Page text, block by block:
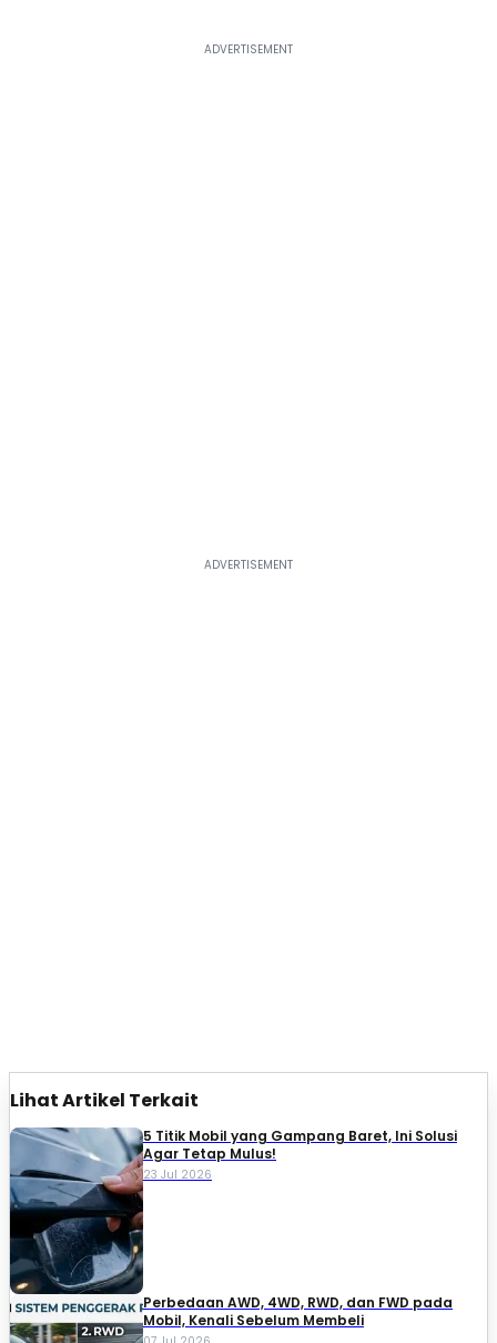
Lihat Artikel Terkait
5 Titik Mobil yang Gampang Baret, Ini Solusi
Agar Tetap Mulus!
23 Jul 2026
Perbedaan AWD, 4WD, RWD, dan FWD pada
Mobil, Kenali Sebelum Membeli